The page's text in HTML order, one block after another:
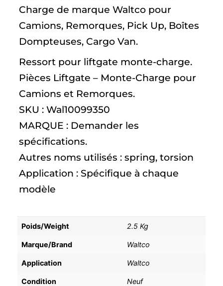
Charge de marque Waltco pour
Camions, Remorques, Pick Up, Boîtes
Dompteuses, Cargo Van.
Ressort pour liftgate monte-charge.
Pièces Liftgate – Monte-Charge pour
Camions et Remorques.
SKU : Wal10099350
MARQUE : Demander les
spécifications.
Autres noms utilisés : spring, torsion
Application : Spécifique à chaque
modèle
Poids/Weight 2.5 Kg
Marque/Brand Waltco
Application Waltco
Condition Neuf